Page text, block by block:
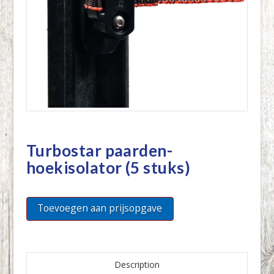
Turbostar paarden-
hoekisolator (5 stuks)
Toevoegen aan prijsopgave
Description